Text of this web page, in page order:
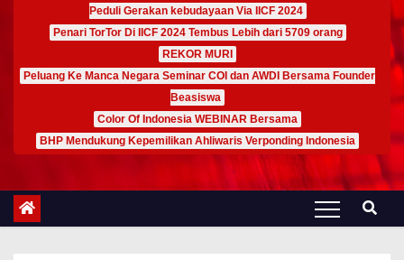
Peduli Gerakan kebudayaan Via IICF 2024
Penari TorTor Di IICF 2024 Tembus Lebih dari 5709 orang
REKOR MURI
Peluang Ke Manca Negara Seminar COI dan AWDI Bersama Founder
Beasiswa
Color Of Indonesia WEBINAR Bersama
BHP Mendukung Kepemilikan Ahliwaris Verponding Indonesia